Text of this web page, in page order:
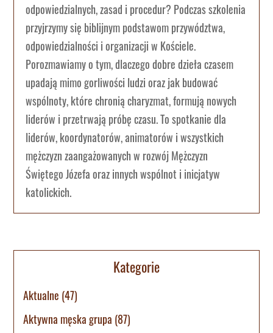
odpowiedzialnych, zasad i procedur? Podczas szkolenia
przyjrzymy się biblijnym podstawom przywództwa,
odpowiedzialności i organizacji w Kościele.
Porozmawiamy o tym, dlaczego dobre dzieła czasem
upadają mimo gorliwości ludzi oraz jak budować
wspólnoty, które chronią charyzmat, formują nowych
liderów i przetrwają próbę czasu. To spotkanie dla
liderów, koordynatorów, animatorów i wszystkich
mężczyzn zaangażowanych w rozwój Mężczyzn
Świętego Józefa oraz innych wspólnot i inicjatyw
katolickich.
Kategorie
Aktualne (47)
Aktywna męska grupa (87)